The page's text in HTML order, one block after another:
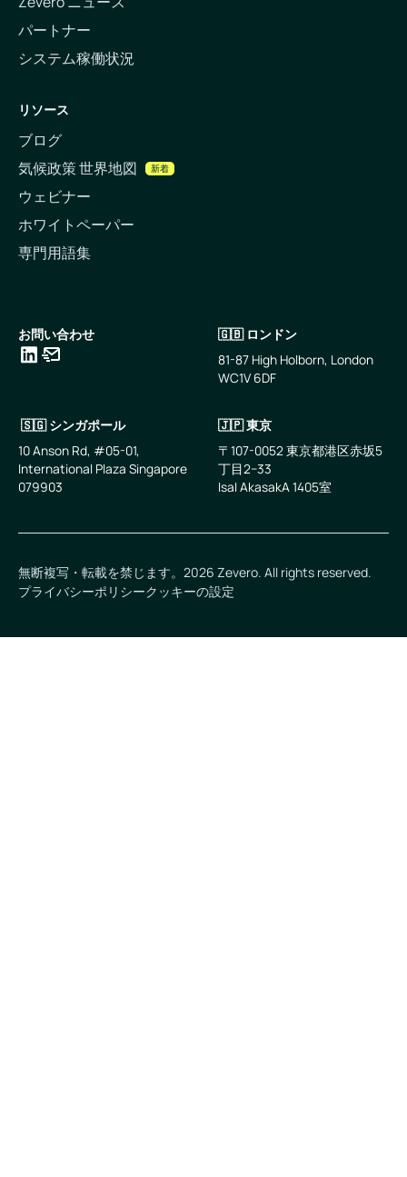
パートナー
システム稼働状況
リソース
ブログ
気候政策 世界地図
新着
ウェビナー
ホワイトペーパー
専門用語集
お問い合わせ
🇬🇧 ロンドン
81-87 High Holborn, London
WC1V 6DF
🇸🇬 シンガポール
10 Anson Rd, #05-01,
International Plaza Singapore
079903
🇯🇵 東京
〒107-0052 東京都港区赤坂5
丁目2−33
IsaI AkasakA 1405室
無断複写・転載を禁じます。 2026 Zevero. All rights reserved.
プライバシーポリシークッキーの設定